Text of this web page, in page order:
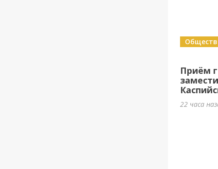
Приём
22 часа